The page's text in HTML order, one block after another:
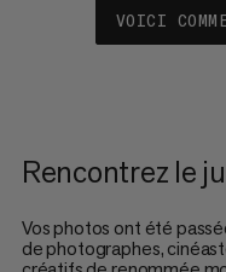
VOICI
Rencontrez le
Vos photos ont été
de photographes,